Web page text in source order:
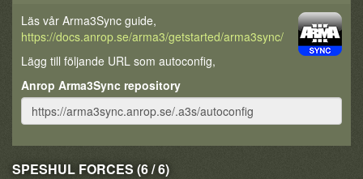
Läs vår Arma3Sync guide,
https://docs.anrop.se/arma3/getstarted/arma3sync/
Lägg till följande URL som autoconfig,
Anrop Arma3Sync repository
SPESHUL FORCES (6 / 6)